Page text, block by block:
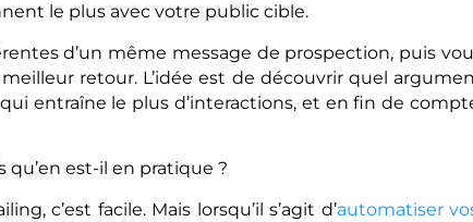
le plus avec votre public cible.
d’un même message de prospection, puis
retour. L’idée est de découvrir quel
entraîne le plus d’interactions, et en fin de
qu’en est-il en pratique ?
c’est facile. Mais lorsqu’il s’agit d’automatiser